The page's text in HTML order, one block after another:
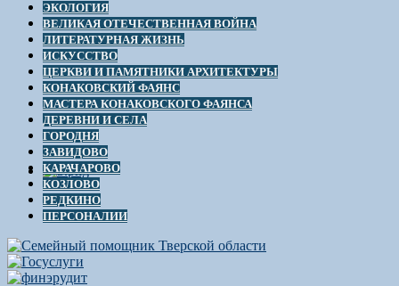
ЭКОЛОГИЯ
ВЕЛИКАЯ ОТЕЧЕСТВЕННАЯ ВОЙНА
ЛИТЕРАТУРНАЯ ЖИЗНЬ
ИСКУССТВО
ЦЕРКВИ И ПАМЯТНИКИ АРХИТЕКТУРЫ
КОНАКОВСКИЙ ФАЯНС
МАСТЕРА КОНАКОВСКОГО ФАЯНСА
ДЕРЕВНИ И СЕЛА
ГОРОДНЯ
ЗАВИДОВО
КАРАЧАРОВО
КОЗЛОВО
РЕДКИНО
ПЕРСОНАЛИИ